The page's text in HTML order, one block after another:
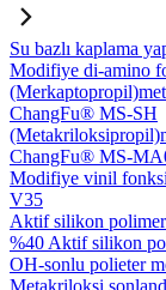
Su bazlı kaplama
Modifiye di-amino
ChangFu® MS-SH
ChangFu® MS-
Modifiye vinil
V35
Aktif silikon
%40 Aktif silikon
OH-sonlu polieter
Metakriloksi